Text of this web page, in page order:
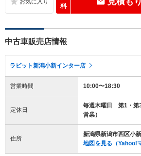
料
中古車販売店情報
ラビット新潟小新インター店
営業時間 10:00〜18:30
定休日
毎週木曜日 第1・第
営業）
住所
新潟県新潟市西区小
地図を見る（Yahoo!